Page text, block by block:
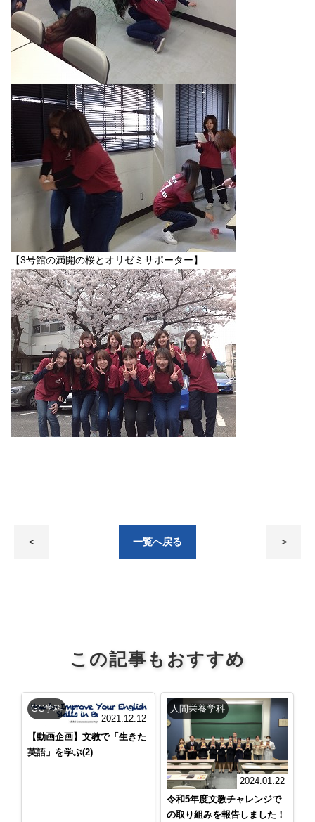
【3号館の満開の桜とオリゼミサポーター】
< 一覧へ戻る >
この記事もおすすめ
GC学科
2021.12.12
【動画企画】文教で「生きた
英語」を学ぶ(2)
人間栄養学科
2024.01.22
令和5年度文教チャレンジで
の取り組みを報告しました！